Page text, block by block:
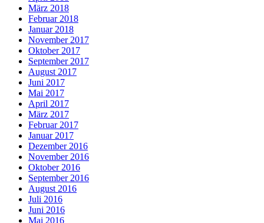
März 2018
Februar 2018
Januar 2018
November 2017
Oktober 2017
September 2017
August 2017
Juni 2017
Mai 2017
April 2017
März 2017
Februar 2017
Januar 2017
Dezember 2016
November 2016
Oktober 2016
September 2016
August 2016
Juli 2016
Juni 2016
Mai 2016